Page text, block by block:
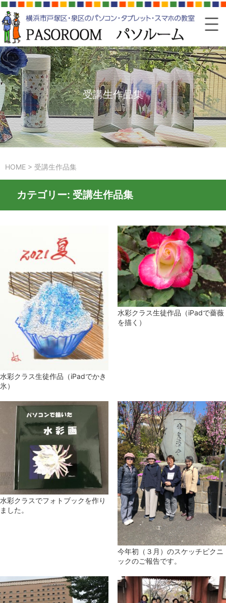
受講生作品集
HOME > 受講生作品集
カテゴリー: 受講生作品集
水彩クラス生徒作品（iPadでかき
氷）
水彩クラス生徒作品（iPadで薔薇
を描く）
水彩クラスでフォトブックを作り
ました。
今年初（３月）のスケッチピクニ
ックのご報告です。